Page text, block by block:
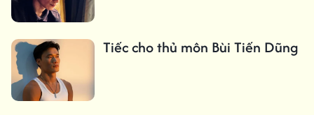
Tiếc cho thủ môn Bùi Tiến Dũng